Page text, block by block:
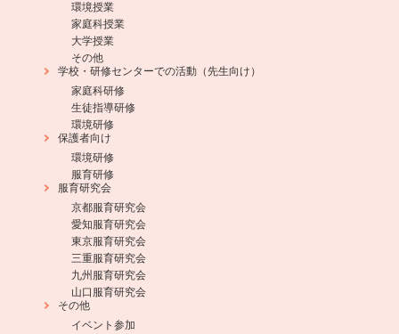
環境授業
家庭科授業
大学授業
その他
学校・研修センターでの活動（先生向け）
家庭科研修
生徒指導研修
環境研修
保護者向け
環境研修
服育研修
服育研究会
京都服育研究会
愛知服育研究会
東京服育研究会
三重服育研究会
九州服育研究会
山口服育研究会
その他
イベント参加